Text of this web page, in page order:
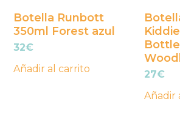
Botella Runbott
350ml Forest azul
32€
Añadir al carrito
27€
Añadir